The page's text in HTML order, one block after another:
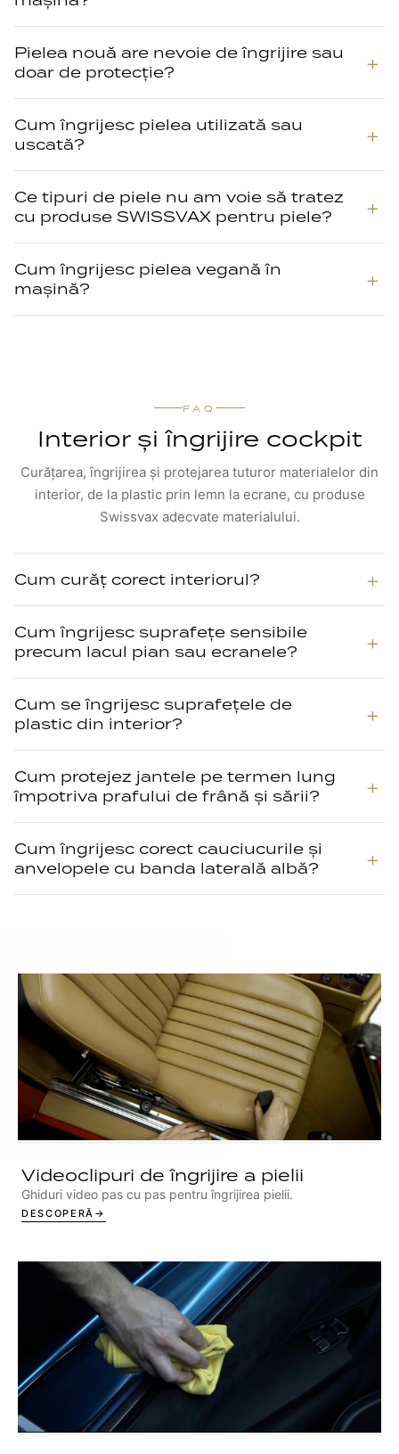
Pielea nouă are nevoie de îngrijire sau
doar de protecție?
Cum îngrijesc pielea utilizată sau
uscată?
Ce tipuri de piele nu am voie să tratez
cu produse SWISSVAX pentru piele?
Cum îngrijesc pielea vegană în
mașină?
FAQ
Interior și îngrijire cockpit
Curățarea, îngrijirea și protejarea tuturor materialelor din
interior, de la plastic prin lemn la ecrane, cu produse
Swissvax adecvate materialului.
Cum curăț corect interiorul?
Cum îngrijesc suprafețe sensibile
precum lacul pian sau ecranele?
Cum se îngrijesc suprafețele de
plastic din interior?
Cum protejez jantele pe termen lung
împotriva prafului de frână și sării?
Cum îngrijesc corect cauciucurile și
anvelopele cu banda laterală albă?
Videoclipuri de îngrijire a pielii
Ghiduri video pas cu pas pentru îngrijirea pielii.
DESCOPERĂ